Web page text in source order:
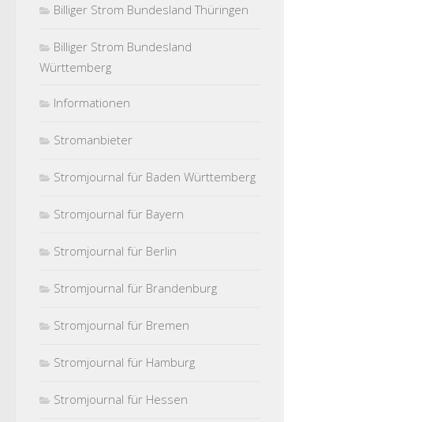
Billiger Strom Bundesland Thüringen
Billiger Strom Bundesland
Württemberg
Informationen
Stromanbieter
Stromjournal für Baden Württemberg
Stromjournal für Bayern
Stromjournal für Berlin
Stromjournal für Brandenburg
Stromjournal für Bremen
Stromjournal für Hamburg
Stromjournal für Hessen